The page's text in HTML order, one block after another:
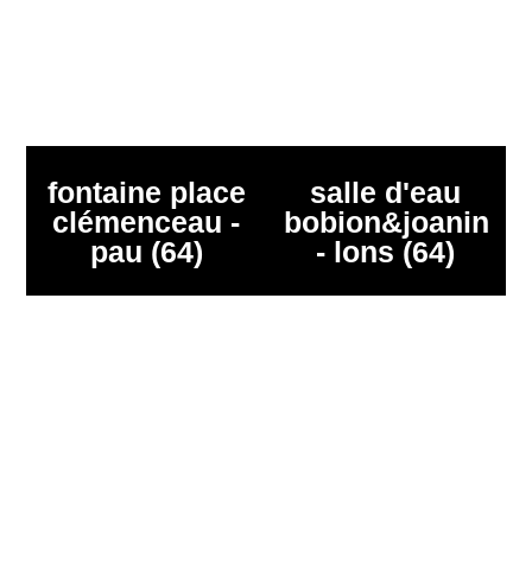
fontaine place
clémenceau -
pau (64)
salle d'eau
bobion&joanin
- lons (64)